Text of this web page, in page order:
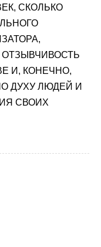
СКОЛЬКО
И, КОНЕЧНО,
ДУХУ ЛЮДЕЙ И
СВОИХ